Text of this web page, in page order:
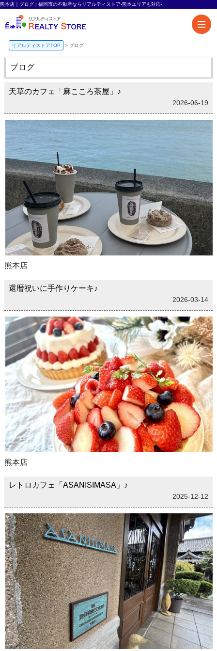
熊本店｜ブログ | 福岡市の不動産ならリアルティストア-熊本エリアも対応-
リアルティストアTOP > ブログ
ブログ
天草のカフェ「麻こころ茶屋」♪
2026-06-19
熊本店
還暦祝いに手作りケーキ♪
2026-03-14
熊本店
レトロカフェ「ASANISIMASA」♪
2025-12-12